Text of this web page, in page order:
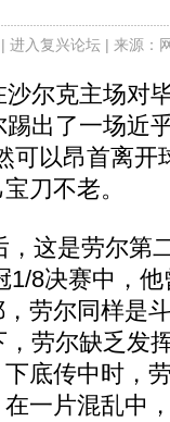
进入复兴论坛| 来源：
尔克主场对
出了一场近
可以昂首离开
刀不老。
这是劳尔第
1/8决赛中，
劳尔同样是
劳尔缺乏发
底传中时，
一片混乱中